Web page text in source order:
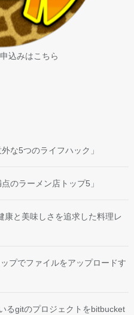
込みはこちら
な5つのライフハック」
のラーメン店トップ5」
康と美味しさを追求した料理レ
プでファイルをアップロードす
るgitのプロジェクトをbitbucket